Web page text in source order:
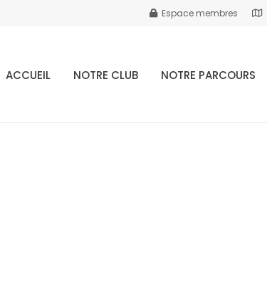
Espace membres
ACCUEIL NOTRE CLUB NOTRE PARCOURS